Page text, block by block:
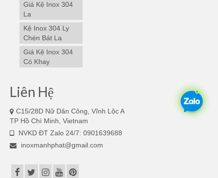
Giá Kệ Inox 304
La
Kệ Inox 304 Ly
Chén Bát La
Giá Kệ Inox 304
Có Khay
Liên Hệ
C15/28D Nữ Dân Công, Vĩnh Lộc A
TP Hồ Chí Minh, Vietnam
NVKD ĐT Zalo 24/7: 0901639688
inoxmanhphat@gmail.com